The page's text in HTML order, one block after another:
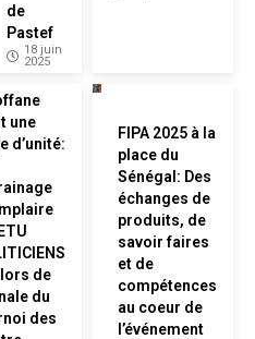
de
Pastef
18 juin
2025
une
d’unité:
lors de
du
des
FIPA 2025 à la
place du
Sénégal: Des
échanges de
produits, de
savoir faires
et de
compétences
au coeur de
l’événement